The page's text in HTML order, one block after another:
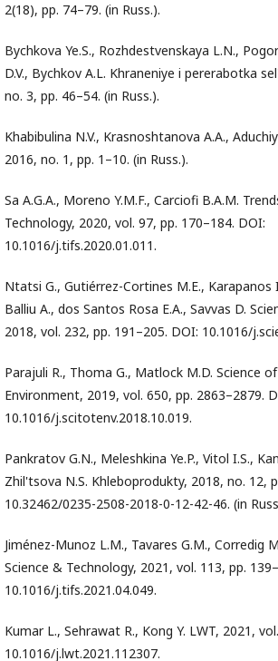
2(18), pp. 74–79. (in Russ.).
Bychkova Ye.S., Rozhdestvenskaya L.N.,
D.V., Bychkov A.L. Khraneniye i pererabotka
no. 3, pp. 46–54. (in Russ.).
Khabibulina N.V., Krasnoshtanova A.A.,
2016, no. 1, pp. 1–10. (in Russ.).
Sa А.G.A., Moreno Y.M.F., Carciofi B.A.M.
Technology, 2020, vol. 97, pp. 170–184. DOI:
10.1016/j.tifs.2020.01.011.
Ntatsi G., Gutiérrez-Cortines M.E., Karapanos
Balliu A., dos Santos Rosa E.A., Savvas D.
2018, vol. 232, pp. 191–205. DOI: 10.1016/
Parajuli R., Thoma G., Matlock M.D. Science
Environment, 2019, vol. 650, pp. 2863–2879.
10.1016/j.scitotenv.2018.10.019.
Pankratov G.N., Meleshkina Ye.P., Vitol I.S.,
Zhil'tsova N.S. Khleboprodukty, 2018, no. 12,
10.32462/0235-2508-2018-0-12-42-46. (in
Jiménez-Munoz L.M., Tavares G.M., Corredig
Science & Technology, 2021, vol. 113, pp.
10.1016/j.tifs.2021.04.049.
Kumar L., Sehrawat R., Kong Y. LWT, 2021,
10.1016/j.lwt.2021.112307.